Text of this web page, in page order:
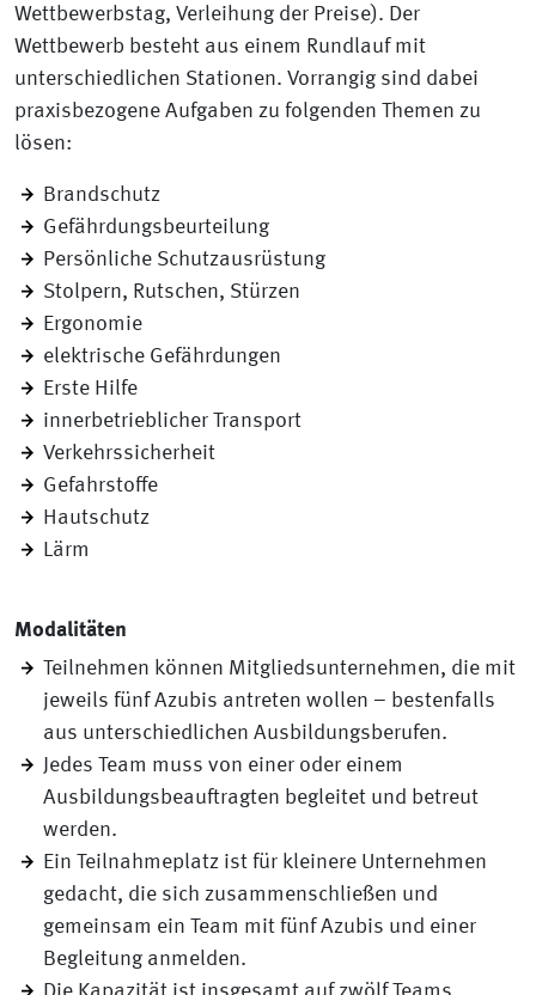
Wettbewerbstag, Verleihung der Preise). Der
Wettbewerb besteht aus einem Rundlauf mit
unterschiedlichen Stationen. Vorrangig sind dabei
praxisbezogene Aufgaben zu folgenden Themen zu
lösen:
Brandschutz
Gefährdungsbeurteilung
Persönliche Schutzausrüstung
Stolpern, Rutschen, Stürzen
Ergonomie
elektrische Gefährdungen
Erste Hilfe
innerbetrieblicher Transport
Verkehrssicherheit
Gefahrstoffe
Hautschutz
Lärm
Modalitäten
Teilnehmen können Mitgliedsunternehmen, die mit
jeweils fünf Azubis antreten wollen – bestenfalls
aus unterschiedlichen Ausbildungsberufen.
Jedes Team muss von einer oder einem
Ausbildungsbeauftragten begleitet und betreut
werden.
Ein Teilnahmeplatz ist für kleinere Unternehmen
gedacht, die sich zusammenschließen und
gemeinsam ein Team mit fünf Azubis und einer
Begleitung anmelden.